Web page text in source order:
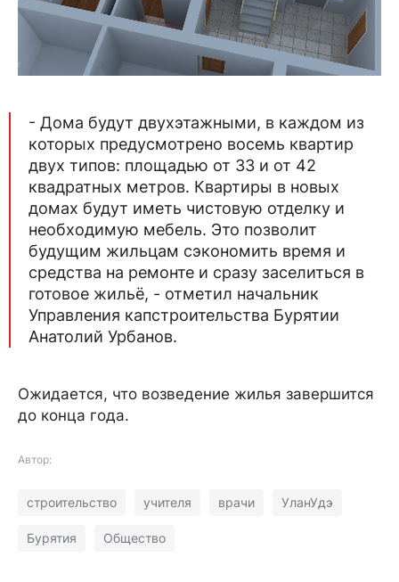
- Дома будут двухэтажными, в каждом из
которых предусмотрено восемь квартир
двух типов: площадью от 33 и от 42
квадратных метров. Квартиры в новых
домах будут иметь чистовую отделку и
необходимую мебель. Это позволит
будущим жильцам сэкономить время и
средства на ремонте и сразу заселиться в
готовое жильё, - отметил начальник
Управления капстроительства Бурятии
Анатолий Урбанов.
Ожидается, что возведение жилья завершится
до конца года.
Автор:
строительство учителя врачи УланУдэ
Бурятия Общество